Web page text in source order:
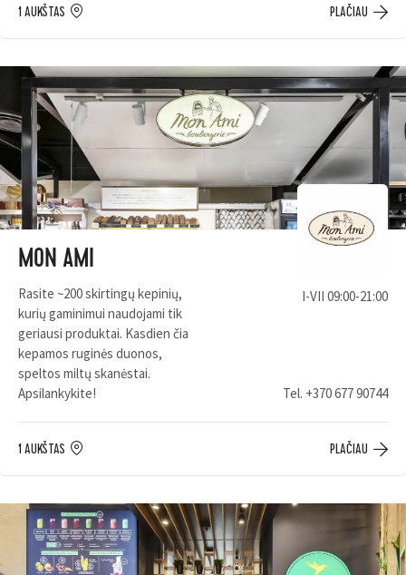
1 AUKŠTAS PLAČIAU
MON AMI
Rasite ~200 skirtingų kepinių,
kurių gaminimui naudojami tik
geriausi produktai. Kasdien čia
kepamos ruginės duonos,
speltos miltų skanėstai.
Apsilankykite!
I-VII 09:00-21:00
Tel. +370 677 90744
1 AUKŠTAS PLAČIAU